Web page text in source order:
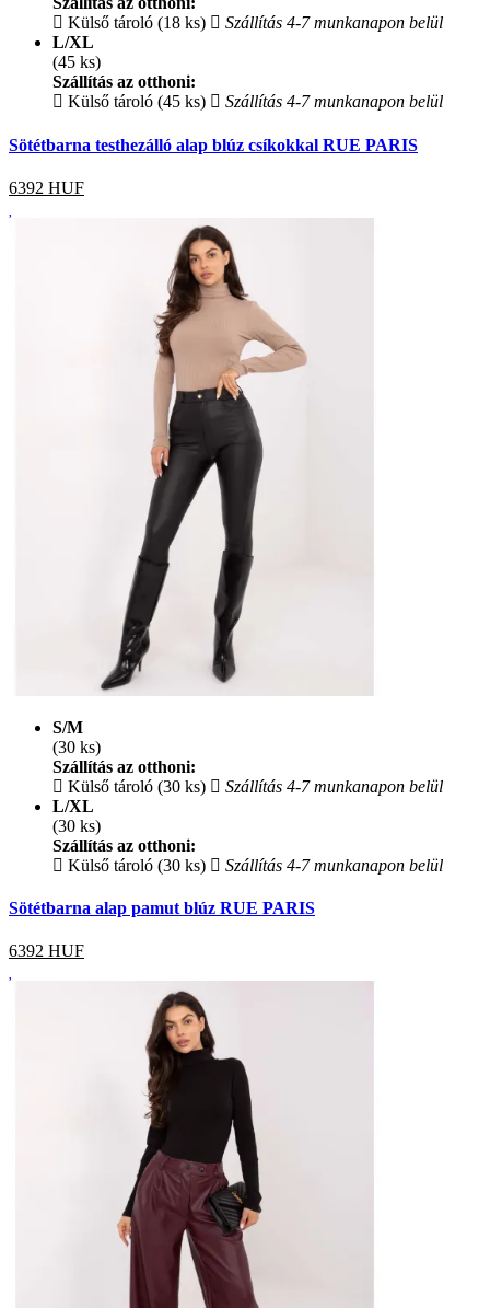
Külső tároló (18 ks)
Szállítás 4-7 munkanapon belül
L/XL
(45 ks)
Szállítás az otthoni:
Külső tároló (45 ks)
Szállítás 4-7 munkanapon belül
Sötétbarna testhezálló alap blúz csíkokkal RUE PARIS
6392 HUF
S/M
(30 ks)
Szállítás az otthoni:
Külső tároló (30 ks)
Szállítás 4-7 munkanapon belül
L/XL
(30 ks)
Szállítás az otthoni:
Külső tároló (30 ks)
Szállítás 4-7 munkanapon belül
Sötétbarna alap pamut blúz RUE PARIS
6392 HUF